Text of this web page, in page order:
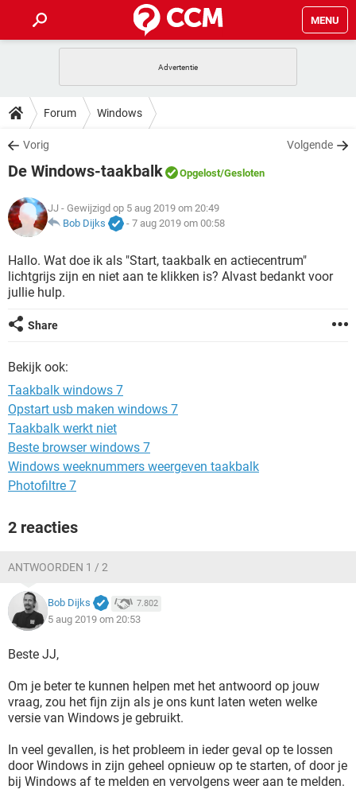
MENU
INSTAGRAM
NETFLIX
GRATIS SNAPCHAT
TIKTOK
HOW-TO
VIDEOBELLEN
GRATIS SNAPCHAT
TIKTOK
DOWNLOADS
VIDEOBELLEN GAMES
INSTAGRAM
NETFLIX CORONAVIRUS
GRATIS SNAPCHAT
TIKTOK
VIDEOBELLEN GAMES
INSTAGRAM
NETFLIX CORONAVIRUS
GRATIS
TIKTOK
ARTIKELEN
VIDEOBELLEN GAMES
INSTAGRAM WINDOWS 10
GRATIS
TIKTOK
Forum Windows
Vorig Volgende
De Windows-taakbalk Opgelost/Gesloten
JJ - Gewijzigd op 5 aug 2019 om 20:49
Bob Dijks
- 7 aug 2019 om 00:58
Hallo. Wat doe ik als "Start, taakbalk en actiecentrum"
lichtgrijs zijn en niet aan te klikken is? Alvast bedankt voor
jullie hulp.
Share
Bekijk ook:
Taakbalk windows 7
Opstart usb maken windows 7
Taakbalk werkt niet
Beste browser windows 7
Windows weeknummers weergeven taakbalk
Photofiltre 7
2 reacties
ANTWOORDEN 1 / 2
Bob Dijks 7.802
5 aug 2019 om 20:53
Beste JJ,
Om je beter te kunnen helpen met het antwoord op jouw
vraag, zou het fijn zijn als je ons kunt laten weten welke
versie van Windows je gebruikt.
In veel gevallen, is het probleem in ieder geval op te lossen
door Windows in zijn geheel opnieuw op te starten, of door je
bij Windows af te melden en vervolgens weer aan te melden.